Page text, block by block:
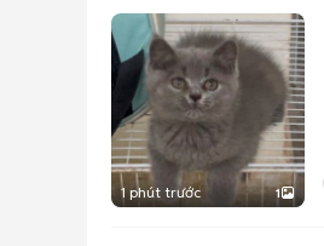
1 phút trước 1